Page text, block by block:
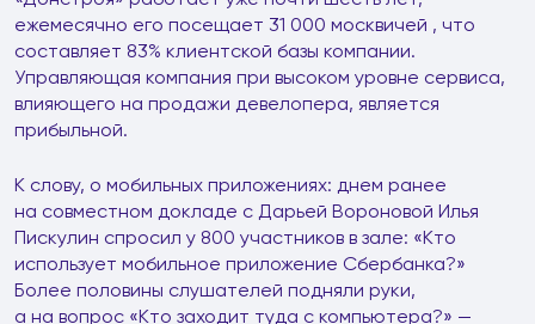
ежемесячно его посещает 31 000 москвичей , что
составляет 83% клиентской базы компании.
Управляющая компания при высоком уровне сервиса,
влияющего на продажи девелопера, является
прибыльной.
К слову, о мобильных приложениях: днем ранее
на совместном докладе с Дарьей Вороновой Илья
Пискулин спросил у 800 участников в зале: «Кто
использует мобильное приложение Сбербанка?»
Более половины слушателей подняли руки,
а на вопрос «Кто заходит туда с компьютера?» —